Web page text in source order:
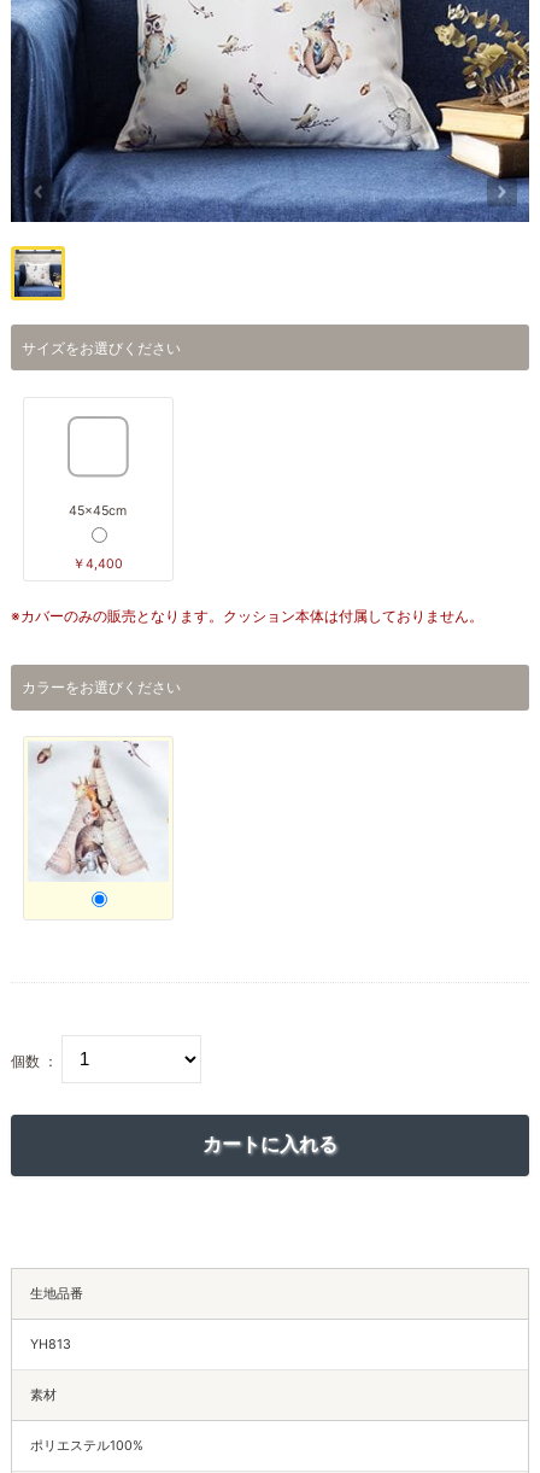
サイズをお選びください
45×45cm
￥4,400
※カバーのみの販売となります。クッション本体は付属しておりません。
カラーをお選びください
個数 ：
生地品番
YH813
素材
ポリエステル100%